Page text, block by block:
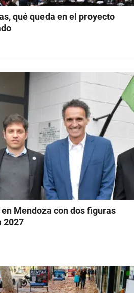
qué queda en el proyecto
Mendoza con dos figuras
2027